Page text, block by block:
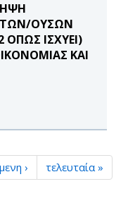
ΟΥΣΩΝ
ΟΠΩΣ ΙΣΧΥΕΙ)
ΚΑΙ
› τελευταία »